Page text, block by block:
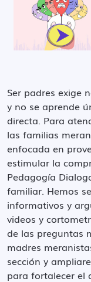
Ser padres exige
y no se aprende
directa. Para
las familias
enfocada en
estimular la
Pedagogía
familiar. Hemos
informativos y
videos y
de las preguntas
madres
sección y
para fortalecer el